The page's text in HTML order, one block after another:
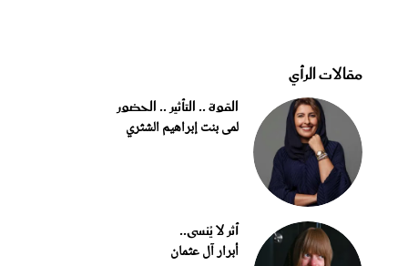
مقالات الرأي
القوة .. التأثير .. الحضور
لمى بنت إبراهيم الشثري
أثر لا يُنسى..
أبرار آل عثمان